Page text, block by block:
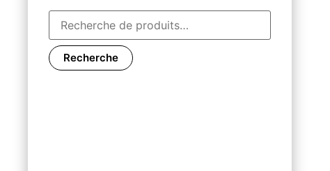
Recherche